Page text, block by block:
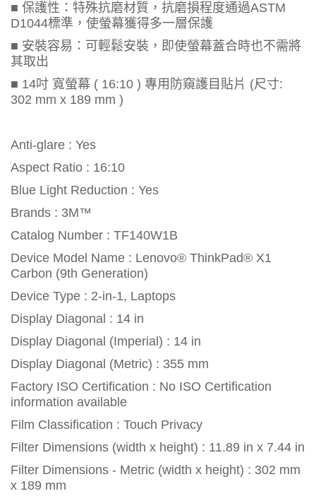
■ 保護性：特殊抗磨材質，抗磨損程度通過ASTM
D1044標準，使螢幕獲得多一層保護
■ 安裝容易：可輕鬆安裝，即使螢幕蓋合時也不需將
其取出
■ 14吋 寬螢幕 ( 16:10 ) 專用防窺護目貼片 (尺寸:
302 mm x 189 mm )
Anti-glare : Yes
Aspect Ratio : 16:10
Blue Light Reduction : Yes
Brands : 3M™
Catalog Number : TF140W1B
Device Model Name : Lenovo® ThinkPad® X1
Carbon (9th Generation)
Device Type : 2-in-1, Laptops
Display Diagonal : 14 in
Display Diagonal (Imperial) : 14 in
Display Diagonal (Metric) : 355 mm
Factory ISO Certification : No ISO Certification
information available
Film Classification : Touch Privacy
Filter Dimensions (width x height) : 11.89 in x 7.44 in
Filter Dimensions - Metric (width x height) : 302 mm
x 189 mm